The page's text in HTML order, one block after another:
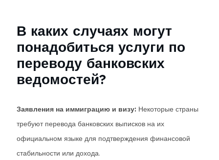
В каких случаях могут
понадобиться услуги по
переводу банковских
ведомостей?
Заявления на иммиграцию и визу: Некоторые страны
требуют перевода банковских выписков на их
официальном языке для подтверждения финансовой
стабильности или дохода.